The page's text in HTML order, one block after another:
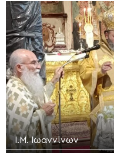
Ι.Μ. Ιωαννίνων